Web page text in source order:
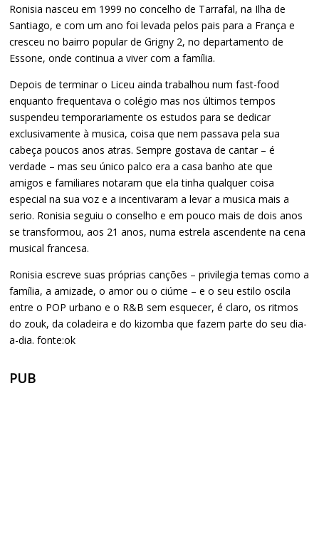
Ronisia nasceu em 1999 no concelho de Tarrafal, na Ilha de
Santiago, e com um ano foi levada pelos pais para a França e
cresceu no bairro popular de Grigny 2, no departamento de
Essone, onde continua a viver com a família.
Depois de terminar o Liceu ainda trabalhou num fast-food
enquanto frequentava o colégio mas nos últimos tempos
suspendeu temporariamente os estudos para se dedicar
exclusivamente à musica, coisa que nem passava pela sua
cabeça poucos anos atras. Sempre gostava de cantar – é
verdade – mas seu único palco era a casa banho ate que
amigos e familiares notaram que ela tinha qualquer coisa
especial na sua voz e a incentivaram a levar a musica mais a
serio. Ronisia seguiu o conselho e em pouco mais de dois anos
se transformou, aos 21 anos, numa estrela ascendente na cena
musical francesa.
Ronisia escreve suas próprias canções – privilegia temas como a
família, a amizade, o amor ou o ciúme – e o seu estilo oscila
entre o POP urbano e o R&B sem esquecer, é claro, os ritmos
do zouk, da coladeira e do kizomba que fazem parte do seu dia-
a-dia. fonte:ok
PUB